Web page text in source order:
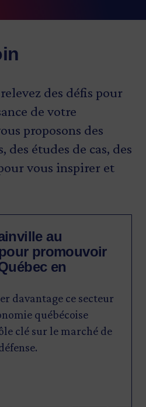
des défis pour
de votre
proposons des
des études de cas, des
vous inspirer et
au
promouvoir
en
davantage ce secteur
québécoise
clé sur le marché de